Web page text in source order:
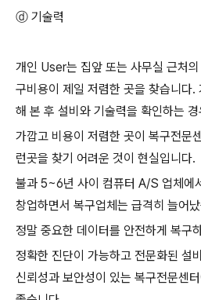
ⓓ 기술력
개인 User는 집앞 또는 사무실 근처
구비용이 제일 저렴한 곳을 찾습니다.
해 본 후 설비와 기술력을 확인하는
가깝고 비용이 저렴한 곳이 복구전문
런곳을 찾기 어려운 것이 현실입니다.
불과 5~6년 사이 컴퓨터 A/S 업체에
창업하면서 복구업체는 급격히 늘어
정말 중요한 데이터를 안전하게 복구
정확한 진단이 가능하고 전문화된 설
신뢰성과 보안성이 있는 복구전문센